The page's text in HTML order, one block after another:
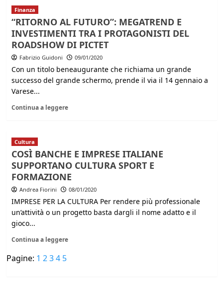
Finanza
“RITORNO AL FUTURO”: MEGATREND E
INVESTIMENTI TRA I PROTAGONISTI DEL
ROADSHOW DI PICTET
Fabrizio Guidoni 09/01/2020
Con un titolo beneaugurante che richiama un grande
successo del grande schermo, prende il via il 14 gennaio a
Varese...
Continua a leggere
Cultura
COSÌ BANCHE E IMPRESE ITALIANE
SUPPORTANO CULTURA SPORT E
FORMAZIONE
Andrea Fiorini 08/01/2020
IMPRESE PER LA CULTURA Per rendere più professionale
un’attività o un progetto basta dargli il nome adatto e il
gioco...
Continua a leggere
Pagine: 1 2 3 4 5